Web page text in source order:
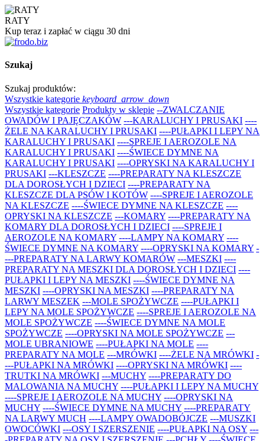
RATY
Kup teraz i zapłać w ciągu 30 dni
Szukaj
Szukaj produktów:
Wszystkie kategorie keyboard_arrow_down
Wszystkie kategorie Produkty w sklepie --ZWALCZANIE
OWADÓW I PAJĘCZAKÓW ---KARALUCHY I PRUSAKI ----
ŻELE NA KARALUCHY I PRUSAKI ----PUŁAPKI I LEPY NA
KARALUCHY I PRUSAKI ----SPREJE I AEROZOLE NA
KARALUCHY I PRUSAKI ----ŚWIECE DYMNE NA
KARALUCHY I PRUSAKI ----OPRYSKI NA KARALUCHY I
PRUSAKI ---KLESZCZE ----PREPARATY NA KLESZCZE
DLA DOROSŁYCH I DZIECI ----PREPARATY NA
KLESZCZE DLA PSÓW I KOTÓW ----SPREJE I AEROZOLE
NA KLESZCZE ----ŚWIECE DYMNE NA KLESZCZE ----
OPRYSKI NA KLESZCZE ---KOMARY ----PREPARATY NA
KOMARY DLA DOROSŁYCH I DZIECI ----SPREJE I
AEROZOLE NA KOMARY ----LAMPY NA KOMARY ----
ŚWIECE DYMNE NA KOMARY ----OPRYSKI NA KOMARY -
---PREPARATY NA LARWY KOMARÓW ---MESZKI ----
PREPARATY NA MESZKI DLA DOROSŁYCH I DZIECI ----
PUŁAPKI I LEPY NA MESZKI ----ŚWIECE DYMNE NA
MESZKI ----OPRYSKI NA MESZKI ----PREPARATY NA
LARWY MESZEK ---MOLE SPOŻYWCZE ----PUŁAPKI I
LEPY NA MOLE SPOŻYWCZE ----SPREJE I AEROZOLE NA
MOLE SPOŻYWCZE ----ŚWIECE DYMNE NA MOLE
SPOŻYWCZE ----OPRYSKI NA MOLE SPOŻYWCZE ---
MOLE UBRANIOWE ----PUŁAPKI NA MOLE ----
PREPARATY NA MOLE ---MRÓWKI ----ŻELE NA MRÓWKI -
---PUŁAPKI NA MRÓWKI ----OPRYSKI NA MRÓWKI ----
TRUTKI NA MRÓWKI ---MUCHY ----PREPARATY DO
MALOWANIA NA MUCHY ----PUŁAPKI I LEPY NA MUCHY
----SPREJE I AEROZOLE NA MUCHY ----OPRYSKI NA
MUCHY ----ŚWIECE DYMNE NA MUCHY ----PREPARATY
NA LARWY MUCH ----LAMPY OWADOBÓJCZE ---MUSZKI
OWOCÓWKI ---OSY I SZERSZENIE ----PUŁAPKI NA OSY ---